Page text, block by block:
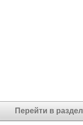
Перейти в раздел